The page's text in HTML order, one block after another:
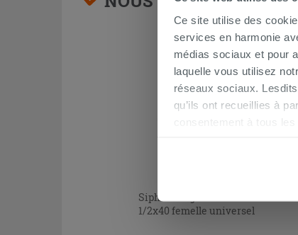
Ce site utilise des
services en harmonie
médias sociaux et pour
laquelle vous utilisez
réseaux sociaux.
qu’ils ont recueillies à
consentement à tous
Siphon baignoire articulation 1'
1/2x40 femelle universel